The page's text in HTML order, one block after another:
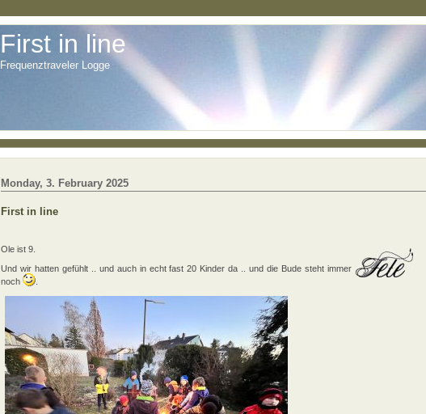
First in line
Frequenztraveler Logge
Monday, 3. February 2025
First in line
Ole ist 9.
Und wir hatten gefühlt .. und auch in echt fast 20 Kinder da .. und die Bude steht immer
noch